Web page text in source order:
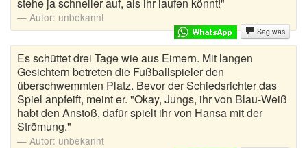
Autor: unbekannt
Sag was
Es schüttet drei Tage wie aus Eimern. Mit langen
Gesichtern betreten die Fußballspieler den
überschwemmten Platz. Bevor der Schiedsrichter das
Spiel anpfeift, meint er. "Okay, Jungs, ihr von Blau-Weiß
habt den Anstoß, dafür spielt ihr von Hansa mit der
Strömung."
Autor: unbekannt